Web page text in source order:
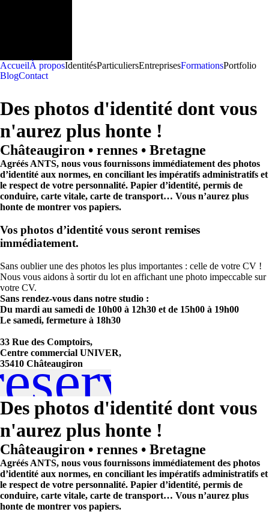
AccueilÀ proposIdentitésParticuliersEntreprisesFormationsPortfolio
BlogContact
Des photos d'identité dont vous
n'aurez plus honte !
Châteaugiron • rennes • Bretagne
Agréés ANTS, nous vous fournissons immédiatement des photos
d’identité aux normes, en conciliant les impératifs administratifs et
le respect de votre personnalité. Papier d’identité, permis de
conduire, carte vitale, carte de transport… Vous n’aurez plus
honte de montrer vos papiers.
Vos photos d’identité vous seront remises
immédiatement.
Sans oublier une des photos les plus importantes : celle de votre CV !
Nous vous aidons à sortir du lot en affichant une photo impeccable sur
votre CV.
Sans rendez-vous dans notre studio :
Du mardi au samedi de 10h00 à 12h30 et de 15h00 à 19h00
Le samedi, fermeture à 18h30
33 Rue des Comptoirs,
Centre commercial UNIVER,
35410 Châteaugiron
!
Des photos d'identité dont vous
n'aurez plus honte !
Châteaugiron • rennes • Bretagne
Agréés ANTS, nous vous fournissons immédiatement des photos
d’identité aux normes, en conciliant les impératifs administratifs et
le respect de votre personnalité. Papier d’identité, permis de
conduire, carte vitale, carte de transport… Vous n’aurez plus
honte de montrer vos papiers.